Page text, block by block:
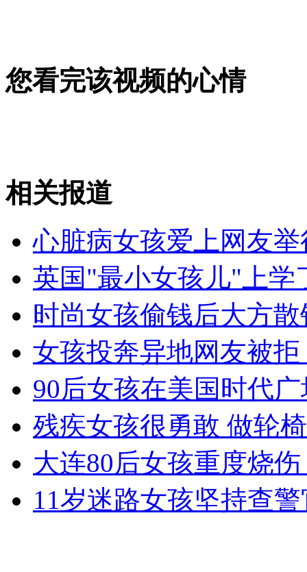
山西运城恶犬咬伤多人 警民合力深夜将其击毙
女孩北京地铁殴打老人 痛下狠手拳打脚踢
无痛分娩是否安全 医生回应
外交部：反对强权政治霸凌主义
外交部：有关国家言论片面不公正
安徽一实载49人客车翻车
您看完该视频的心情
相关报道
心脏病女孩爱上网友
英国"最小女孩儿"上学
时尚女孩偷钱后大方
女孩投奔异地网友被
90后女孩在美国时代
残疾女孩很勇敢 做轮
大连80后女孩重度烧
11岁迷路女孩坚持查